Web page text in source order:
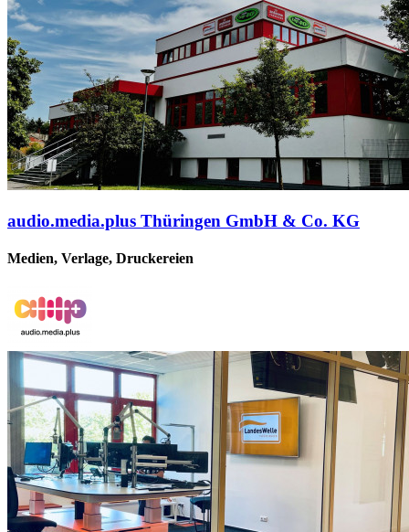
audio.media.plus Thüringen GmbH & Co. KG
Medien, Verlage, Druckereien